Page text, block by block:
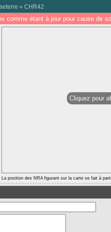
» CHR42
comme étant à jour pour cause
Cliquez pour
La position des NRA figurant sur la carte se fait à